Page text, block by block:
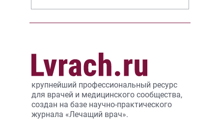
крупнейший профессиональный ресурс
для врачей и медицинского сообщества,
создан на базе научно-практического
журнала «Лечащий врач».